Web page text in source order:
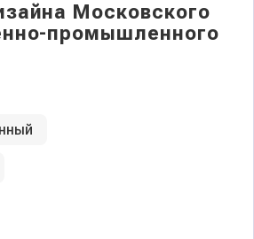
Московского
промышленного